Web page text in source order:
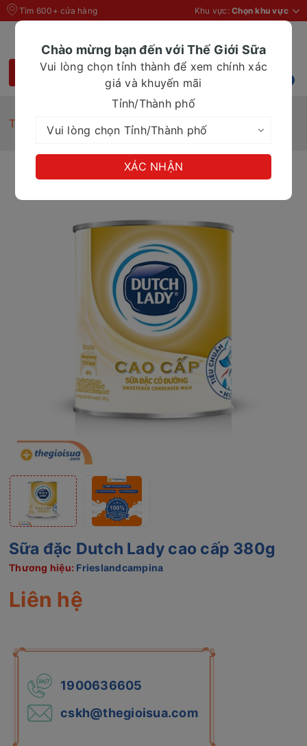
Tìm 600+ cửa hàng Khu vực: Chọn khu vực
Trang chủ Sữa đặc Dutch Lady cao cấp 380g
Sữa đặc Dutch Lady cao cấp 380g
Thương hiệu: Frieslandcampina
Liên hệ
1900636605
cskh@thegioisua.com
Chào mừng bạn đến với Thế Giới Sữa
Vui lòng chọn tỉnh thành để xem chính xác
giá và khuyến mãi
Tỉnh/Thành phố
XÁC NHẬN